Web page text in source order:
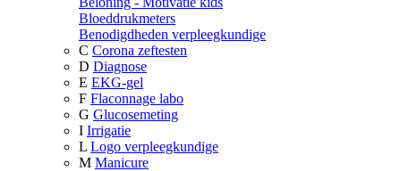
Bloeddrukmeters
Benodigdheden verpleegkundige
C Corona zeftesten
D Diagnose
E EKG-gel
F Flaconnage labo
G Glucosemeting
I Irrigatie
L Logo verpleegkundige
M Manicure